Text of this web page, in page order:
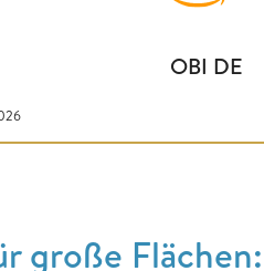
OBI DE
große